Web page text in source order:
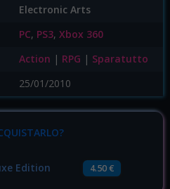
Electronic Arts
PC, PS3, Xbox 360
Action | RPG | Sparatutto
25/01/2010
Edition 4.50 €